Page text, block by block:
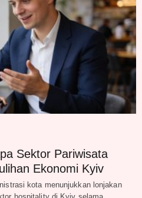
Sektor Pariwisata
Ekonomi Kyiv
kota menunjukkan lonjakan